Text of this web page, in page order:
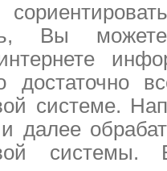
Вы можете
достаточно
системе.
далее